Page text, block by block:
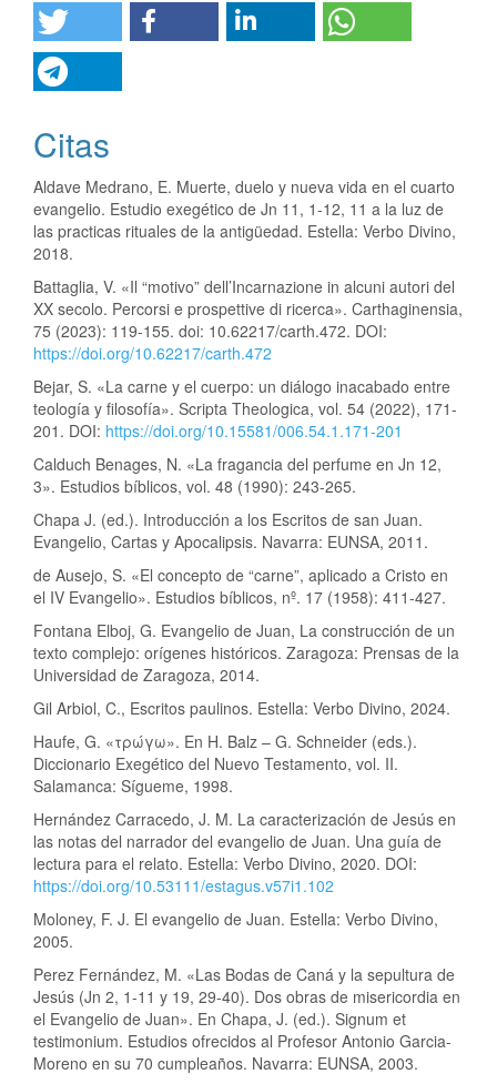
Citas
Aldave Medrano, E. Muerte, duelo y nueva vida en el cuarto
evangelio. Estudio exegético de Jn 11, 1-12, 11 a la luz de
las practicas rituales de la antigüedad. Estella: Verbo Divino,
2018.
Battaglia, V. «Il “motivo” dell’Incarnazione in alcuni autori del
XX secolo. Percorsi e prospettive di ricerca». Carthaginensia,
75 (2023): 119-155. doi: 10.62217/carth.472. DOI:
https://doi.org/10.62217/carth.472
Bejar, S. «La carne y el cuerpo: un diálogo inacabado entre
teología y filosofía». Scripta Theologica, vol. 54 (2022), 171-
201. DOI: https://doi.org/10.15581/006.54.1.171-201
Calduch Benages, N. «La fragancia del perfume en Jn 12,
3». Estudios bíblicos, vol. 48 (1990): 243-265.
Chapa J. (ed.). Introducción a los Escritos de san Juan.
Evangelio, Cartas y Apocalipsis. Navarra: EUNSA, 2011.
de Ausejo, S. «El concepto de “carne”, aplicado a Cristo en
el IV Evangelio». Estudios bíblicos, nº. 17 (1958): 411-427.
Fontana Elboj, G. Evangelio de Juan, La construcción de un
texto complejo: orígenes históricos. Zaragoza: Prensas de la
Universidad de Zaragoza, 2014.
Gil Arbiol, C., Escritos paulinos. Estella: Verbo Divino, 2024.
Haufe, G. «τρώγω». En H. Balz – G. Schneider (eds.).
Diccionario Exegético del Nuevo Testamento, vol. II.
Salamanca: Sígueme, 1998.
Hernández Carracedo, J. M. La caracterización de Jesús en
las notas del narrador del evangelio de Juan. Una guía de
lectura para el relato. Estella: Verbo Divino, 2020. DOI:
https://doi.org/10.53111/estagus.v57i1.102
Moloney, F. J. El evangelio de Juan. Estella: Verbo Divino,
2005.
Perez Fernández, M. «Las Bodas de Caná y la sepultura de
Jesús (Jn 2, 1-11 y 19, 29-40). Dos obras de misericordia en
el Evangelio de Juan». En Chapa, J. (ed.). Signum et
testimonium. Estudios ofrecidos al Profesor Antonio Garcia-
Moreno en su 70 cumpleaños. Navarra: EUNSA, 2003.